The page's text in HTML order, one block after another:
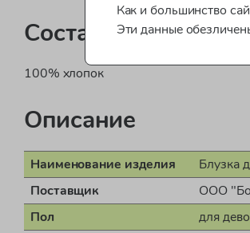
Состав
100% хлопок
Описание
Наименование изделия
Блузка
Поставщик
ООО
Пол
для
Как и большинство
Эти данные